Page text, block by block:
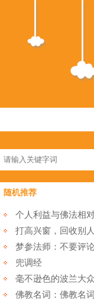
随机推荐
打高兴窗，回收别人
梦参法师：不要评
兜调经
毫不逊色的波兰大